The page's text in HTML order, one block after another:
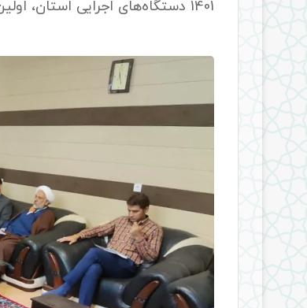
1401 دستگاه‌های اجرایی استان، اولین جلسه هیات ارزیابی استان ایلام برگزار شد.